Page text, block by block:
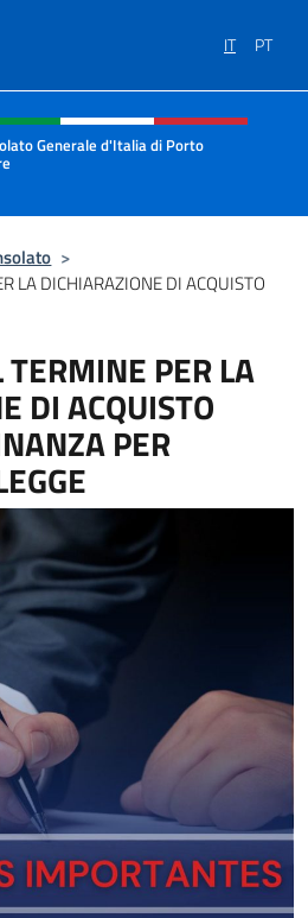
IT PT
social e menù
Generale d'Italia di Porto
>
LA DICHIARAZIONE DI ACQUISTO
TERMINE PER LA
DI ACQUISTO
PER